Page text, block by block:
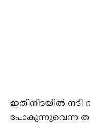
ഇതിനിടയില്‍
പോകുന്നുവെന്ന